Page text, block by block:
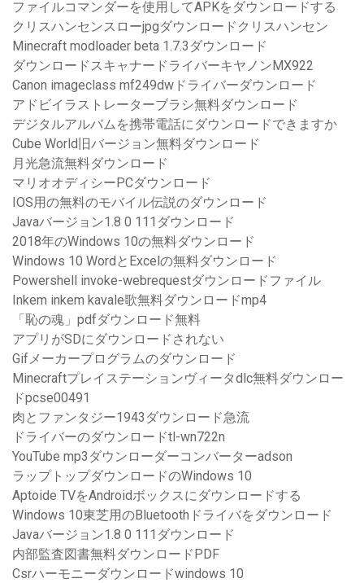
ファイルコマンダーを使用してAPKをダウンロードする
クリスハンセンスローjpgダウンロードクリスハンセン
Minecraft modloader beta 1.7.3ダウンロード
ダウンロードスキャナードライバーキヤノンMX922
Canon imageclass mf249dwドライバーダウンロード
アドビイラストレーターブラシ無料ダウンロード
デジタルアルバムを携帯電話にダウンロードできますか
Cube World旧バージョン無料ダウンロード
月光急流無料ダウンロード
マリオオディシーPCダウンロード
IOS用の無料のモバイル伝説のダウンロード
Javaバージョン1.8 0 111ダウンロード
2018年のWindows 10の無料ダウンロード
Windows 10 WordとExcelの無料ダウンロード
Powershell invoke-webrequestダウンロードファイル
Inkem inkem kavale歌無料ダウンロードmp4
「恥の魂」pdfダウンロード無料
アプリがSDにダウンロードされない
Gifメーカープログラムのダウンロード
Minecraftプレイステーションヴィータdlc無料ダウンロー
ドpcse00491
肉とファンタジー1943ダウンロード急流
ドライバーのダウンロードtl-wn722n
YouTube mp3ダウンローダーコンバーターadson
ラップトップダウンロードのWindows 10
Aptoide TVをAndroidボックスにダウンロードする
Windows 10東芝用のBluetoothドライバをダウンロード
Javaバージョン1.8 0 111ダウンロード
内部監査図書無料ダウンロードPDF
Csrハーモニーダウンロードwindows 10